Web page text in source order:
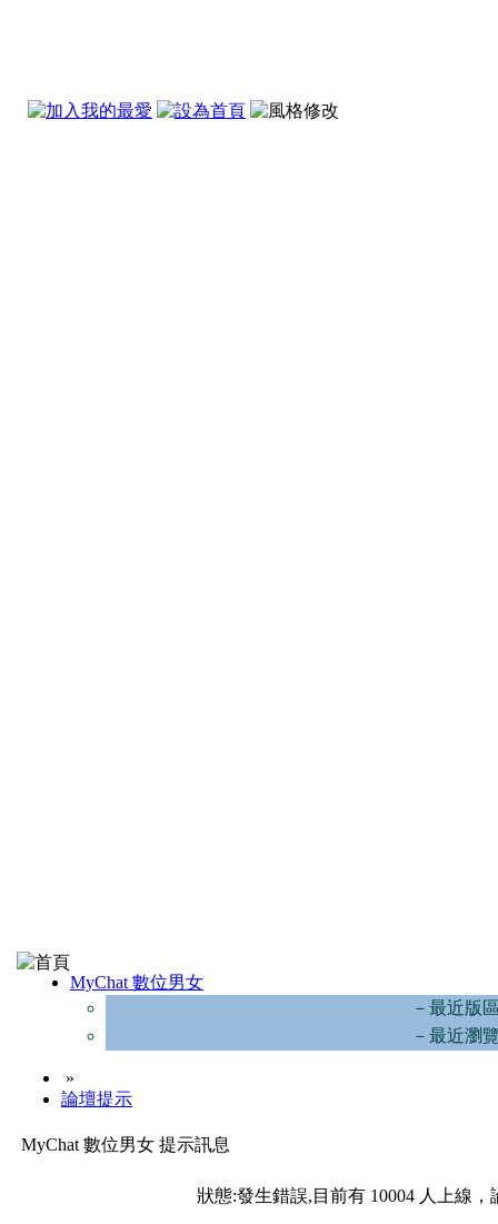
MyChat 數位男女
－最近版
－最近瀏
»
論壇提示
MyChat 數位男女 提示訊息
狀態:發生錯誤,目前有 10004 人上線